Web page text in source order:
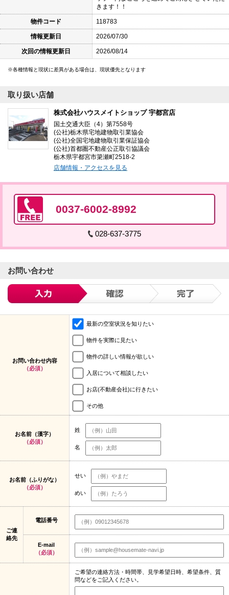
きます！！
物件コード 118783
情報更新日 2026/07/30
次回の情報更新日 2026/08/14
各種情報と現状に差異がある場合は、現状優先となります
取り扱い店舗
株式会社ハウスメイトショップ 宇都宮店
国土交通大臣（4）第7558号
(公社)栃木県宅地建物取引業協会
(公社)全国宅地建物取引業保証協会
(公社)首都圏不動産公正取引協議会
栃木県宇都宮市簗瀬町2518-2
店舗情報・アクセスを見る
0037-6002-8992
028-637-3775
お問い合わせ
お問い合わせ内容
（必須）
最新の空室状況を知りたい
物件を実際に見たい
物件の詳しい情報が欲しい
入居について相談したい
お店(不動産会社)に行きたい
その他
お名前（漢字）
（必須）
姓
名
お名前（ふりがな）
（必須）
せい
めい
ご連
絡先
電話番号
E-mail
（必須）
ご希望の連絡方法・時間帯、見学希望日時、希望条件、質
問などをご記入ください。